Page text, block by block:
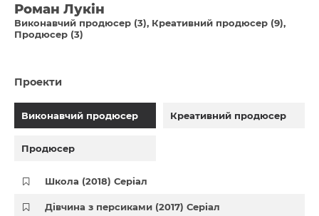
Роман Лукін
Виконавчий продюсер (3) Креативний продюсер (9)
Продюсер (3)
Проекти
Виконавчий продюсер Креативний продюсер
Продюсер
Школа (2018) Серіал
Дівчина з персиками (2017) Серіал